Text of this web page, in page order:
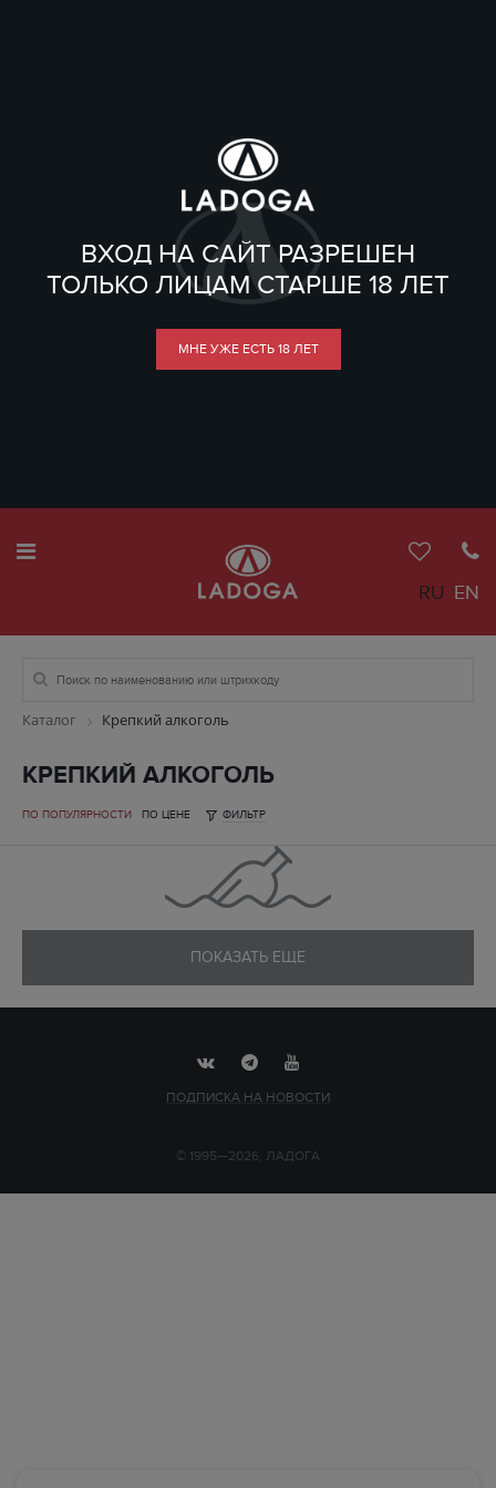
ВХОД НА САЙТ РАЗРЕШЕН
ТОЛЬКО ЛИЦАМ СТАРШЕ 18 ЛЕТ
МНЕ УЖЕ ЕСТЬ 18 ЛЕТ
RU EN
Каталог Крепкий алкоголь
КРЕПКИЙ АЛКОГОЛЬ
ПО ПОПУЛЯРНОСТИ ПО ЦЕНЕ ФИЛЬТР
ПОКАЗАТЬ ЕЩЕ
ПОДПИСКА НА НОВОСТИ
© 1995—2026, ЛАДОГА